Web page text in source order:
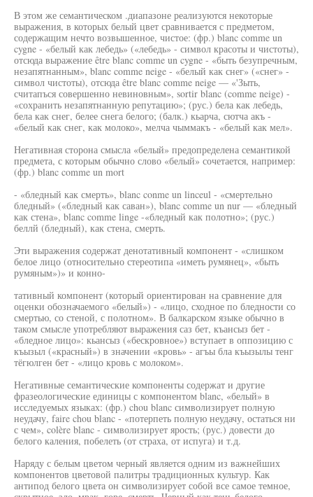
В этом же семантическом .диапазоне реализуются некоторые
выражения, в которых белый цвет сравнивается с предметом,
содержащим нечто возвышенное, чистое: (фр.) blanc comme un
cygne - «белый как лебедь» («лебедь» - символ красоты и чистоты),
отсюда выражение être blanc comme un cygne - «быть безупречным,
незапятнанным», blanc comme neige - «белый как снег» («снег» -
символ чистоты), отсюда être blanc comme neige — «'Зыть,
считапъся совершенно невиновным», sortir blanc (comme neige) -
«сохранить незапятнанную репутацию»; (рус.) бела как лебедь,
бела как снег, белее снега белого; (балк.) кьарча, сютча акъ -
«белый как снег, как молоко», мелча чыммакъ - «белый как мел».
Негативная сторона смысла «белый» предопределена семантикой
предмета, с которым обычно слово «белый» сочетается, например:
(фр.) blanc comme un mort
- «бледный как смерть», blanc conme un linceul - «смертельно
бледный» («бледный как саван»), blanc comme un nur — «бледный
как стена», blanc comme linge -«бледный как полотно»; (рус.)
беллй (бледный), как стена, смерть.
Эти выражения содержат денотативный компонент - «слишком
белое лицо (относительно стереотипа «иметь румянец», «быть
румяным»)» и конно-
тативный компонент (который ориентирован на сравнение для
оценки обозначаемого «белый») - «лицо, сходное по бледности со
смертью, со стеной, с полотном». В балкарском языке обычно в
таком смысле употребляют выражения саз бет, къансыз бет -
«бледное лицо»: кьансыз («бескровное») вступает в оппозицию с
къызыл («красный») в значении «кровь» - агъы бла къызылы тенг
тёгюлген бет - «лицо кровь с молоком».
Негативные семантические компоненты содержат и другие
фразеологические единицы с компонентом blanc, «белый» в
исследуемых языках: (фр.) chou blanc символизирует полную
неудачу, faire chou blanc - «потерпеть полную неудачу, остаться ни
с чем», colère blanc - символизирует ярость; (рус.) довести до
белого каления, побелеть (от страха, от испуга) и т.д.
Наряду с белым цветом черный является одним из важнейших
компонентов цветовой палитры традиционных культур. Как
антипод белого цвета он символизирует собой все самое темное,